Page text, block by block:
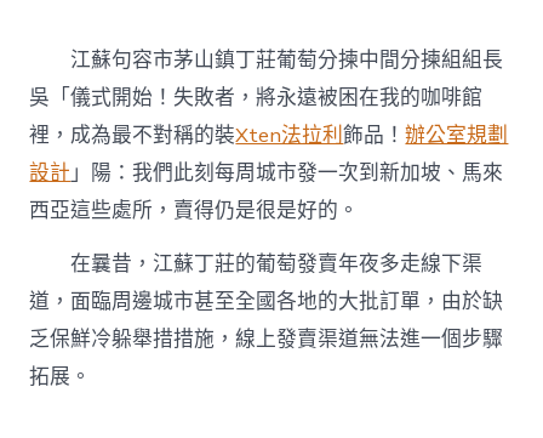
江蘇句容市茅山鎮丁莊葡萄分揀中間分揀組組長
吳「儀式開始！失敗者，將永遠被困在我的咖啡館
裡，成為最不對稱的裝Xten法拉利飾品！辦公室規劃
設計 」陽：我們此刻每周城市發一次到新加坡、馬來
西亞這些處所，賣得仍是很是好的。
在曩昔，江蘇丁莊的葡萄發賣年夜多走線下渠
道，面臨周邊城市甚至全國各地的大批訂單，由於缺
乏保鮮冷躲舉措措施，線上發賣渠道無法進一個步驟
拓展。